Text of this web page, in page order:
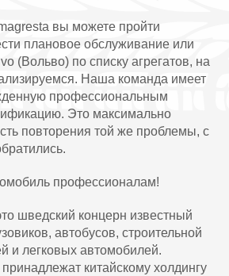
вы можете пройти
плановое обслуживание или
(Вольво) по списку агрегатов, на
Наша команда имеет
профессиональным
Это максимально
повторения той же проблемы, с
профессионалам!
шведский концерн известный
автобусов, строительной
и легковых автомобилей.
китайскому холдингу